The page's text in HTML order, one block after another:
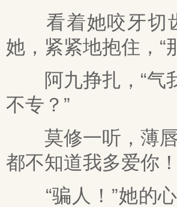
看着她咬牙切齿
她，紧紧地抱住，
阿九挣扎，“气
不专？”
莫修一听，薄唇
都不知道我多爱你
“骗人！”她的心